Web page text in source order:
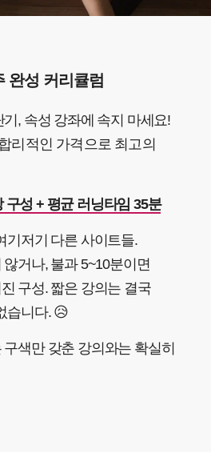
완성 커리큘럼
, 속성 강좌에 속지 마세요!
리적인 가격으로 최고의
구성 + 평균 러닝타임 35분
기저기 다른 사이트들.
거나, 불과 5~10분이면
구성. 짧은 강의는 결국
습니다. 😥
색만 갖춘 강의와는 확실히